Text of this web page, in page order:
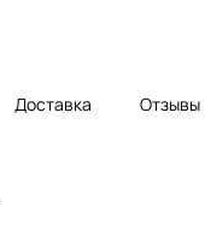
Доставка Отзывы